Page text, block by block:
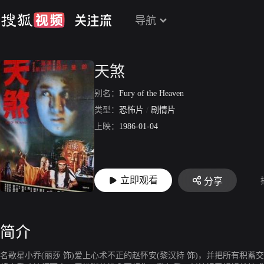
导航
天煞
别名： Fury of the Heaven
类型： 恐怖片 / 剧情片
上映： 1986-01-04
立即观看 分享
简介
名歌星小乔(丽莎 饰)爱上心术不正的赵怀安(黎汉持 饰)，并把所有积蓄